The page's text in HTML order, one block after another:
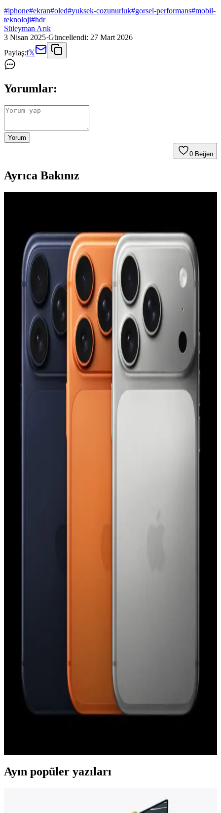
#iphone#ekran#oled#yuksek-cozunurluk#gorsel-performans#mobil-
teknoloji#hdr
Süleyman Arık
3 Nisan 2025·Güncellendi: 27 Mart 2026
Paylaş:f𝕏
Yorumlar:
Yorum
0 Beğen
Ayrıca Bakınız
YoungKit iPhone 14 Pro Max kılıfı, dayanıklı malzeme ve şeffaf
tasarımıyla üstün koruma sağlar, estetik ve fonksiyonelliği bir arada
sunar, çevre dostudur ve manyetik şarj uyumludur.
Apple iPhone 11 Pro Max için şık ve dayanıklı TPU
malzemeden koruyucu kılıf
Şeffaf ve renkli tasarımıyla dikkat çeken Case 4U Omega Kapak,
dayanıklı TPU malzemeden üretilmiş olup, telefonunuzu estetik ve
fonksiyonellik açısından üstün seviyede korur.
iPhone Saat Uygulamasında Tıklama ve Süpürme
Hareketlerinin Güç Modlarına Göre Değişimi
iPhone saat uygulamasında saat ibrelerinin hareketi, düşük güç
modu aktifken tıklama, normal modda süpürme şeklinde gerçekleşir.
Bu değişim ekran yenileme hızı ve pil tasarrufu ile ilişkilidir.
Apple'ın Experience Etkinliği: M5 İşlemcili
MacBook, iPhone 17E ve Yeni Kontrol Teknolojileri
Apple'ın Experience etkinliği, M5 işlemcili yeni MacBook
arayüzler gibi yenilikleri tanıtacak. Etkinlik, Apple teknolojilerinde
özelliği yalnızca AirTag 2 ile uyumludur. Orijinal AirTag, yeni U2
çipi ve kamera eksikliği nedeniyle desteklenmemektedir.
iPhone 17 Pro Kullanıcı Deneyimi ve Android'e Geri
Dönüş Nedenleri Üzerine Analiz
Ayın popüler yazıları